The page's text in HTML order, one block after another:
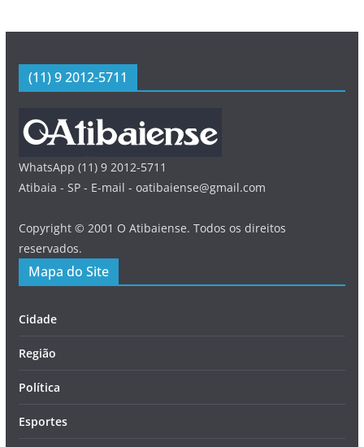
(11) 9 2012-5711
WhatsApp (11) 9 2012-5711
Atibaia - SP - E-mail - oatibaiense@gmail.com
Copyright © 2001 O Atibaiense. Todos os direitos
reservados.
Mapa do Site
Cidade
Região
Política
Esportes